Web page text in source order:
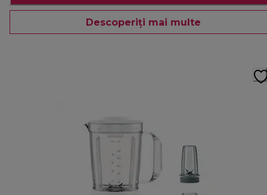
Descoperiți mai multe